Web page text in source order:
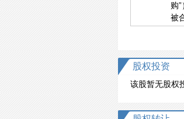
购
被
股权投资
该股暂无股权